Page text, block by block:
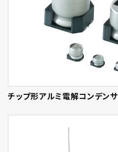
チップ形アルミ電解コンデンサ